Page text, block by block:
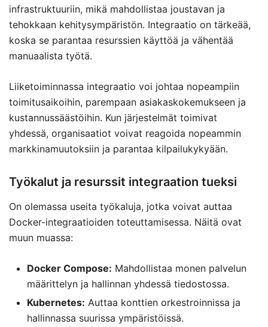
infrastruktuuriin, mikä mahdollistaa joustavan ja
tehokkaan kehitysympäristön. Integraatio on tärkeää,
koska se parantaa resurssien käyttöä ja vähentää
manuaalista työtä.
Liiketoiminnassa integraatio voi johtaa nopeampiin
toimitusaikoihin, parempaan asiakaskokemukseen ja
kustannussäästöihin. Kun järjestelmät toimivat
yhdessä, organisaatiot voivat reagoida nopeammin
markkinamuutoksiin ja parantaa kilpailukykyään.
Työkalut ja resurssit integraation tueksi
On olemassa useita työkaluja, jotka voivat auttaa
Docker-integraatioiden toteuttamisessa. Näitä ovat
muun muassa:
Docker Compose: Mahdollistaa monen palvelun
määrittelyn ja hallinnan yhdessä tiedostossa.
Kubernetes: Auttaa konttien orkestroinnissa ja
hallinnassa suurissa ympäristöissä.